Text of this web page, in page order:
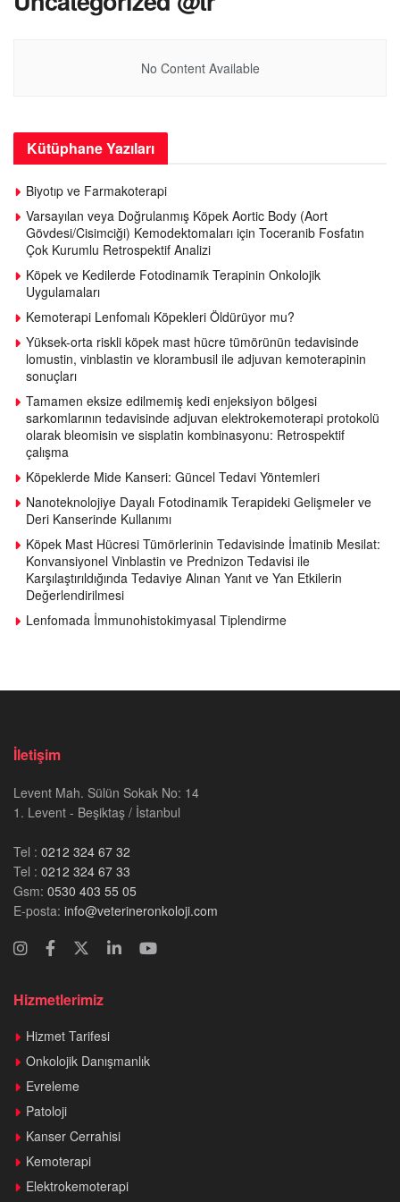
No Content Available
Kütüphane Yazıları
Biyotıp ve Farmakoterapi
Varsayılan veya Doğrulanmış Köpek Aortic Body (Aort
Gövdesi/Cisimciği) Kemodektomaları için Toceranib Fosfatın
Çok Kurumlu Retrospektif Analizi
Köpek ve Kedilerde Fotodinamik Terapinin Onkolojik
Uygulamaları
Kemoterapi Lenfomalı Köpekleri Öldürüyor mu?
Yüksek-orta riskli köpek mast hücre tümörünün tedavisinde
lomustin, vinblastin ve klorambusil ile adjuvan kemoterapinin
sonuçları
Tamamen eksize edilmemiş kedi enjeksiyon bölgesi
sarkomlarının tedavisinde adjuvan elektrokemoterapi protokolü
olarak bleomisin ve sisplatin kombinasyonu: Retrospektif
çalışma
Köpeklerde Mide Kanseri: Güncel Tedavi Yöntemleri
Nanoteknolojiye Dayalı Fotodinamik Terapideki Gelişmeler ve
Deri Kanserinde Kullanımı
Köpek Mast Hücresi Tümörlerinin Tedavisinde İmatinib Mesilat:
Konvansiyonel Vinblastin ve Prednizon Tedavisi ile
Karşılaştırıldığında Tedaviye Alınan Yanıt ve Yan Etkilerin
Değerlendirilmesi
Lenfomada İmmunohistokimyasal Tiplendirme
İletişim
Levent Mah. Sülün Sokak No: 14
1. Levent - Beşiktaş / İstanbul
Tel : 0212 324 67 32
Tel : 0212 324 67 33
Gsm: 0530 403 55 05
E-posta: info@veterineronkoloji.com
Hizmetlerimiz
Hizmet Tarifesi
Onkolojik Danışmanlık
Evreleme
Patoloji
Kanser Cerrahisi
Kemoterapi
Elektrokemoterapi